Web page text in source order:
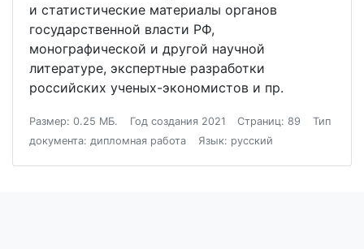
и статистические материалы органов
государственной власти РФ,
монографической и другой научной
литературе, экспертные разработки
российских ученых-экономистов и пр.
Размер: 0.25 МБ. Год создания 2021 Страниц: 89
Тип
документа: дипломная работа
Язык: русский